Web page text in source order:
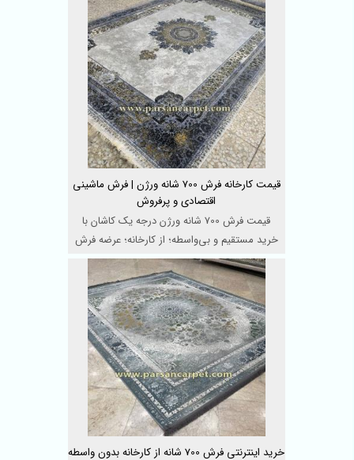
قیمت کارخانه فرش 700 شانه ورژن | فرش ماشینی
اقتصادی و پرفروش
قیمت فرش 700 شانه ورژن درجه یک کاشان با
خرید مستقیم و بی‌واسطه؛ از کارخانه؛ عرضه فرش
ماشینی اقت ...
خرید اینترنتی فرش 700 شانه از کارخانه بدون واسطه